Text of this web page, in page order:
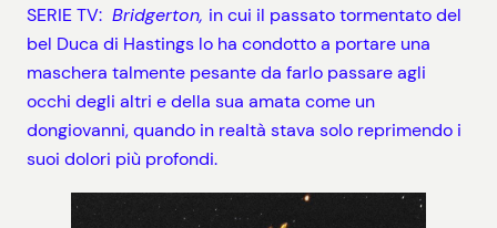
SERIE TV: Bridgerton, in cui il passato tormentato del
bel Duca di Hastings lo ha condotto a portare una
maschera talmente pesante da farlo passare agli
occhi degli altri e della sua amata come un
dongiovanni, quando in realtà stava solo reprimendo i
suoi dolori più profondi.